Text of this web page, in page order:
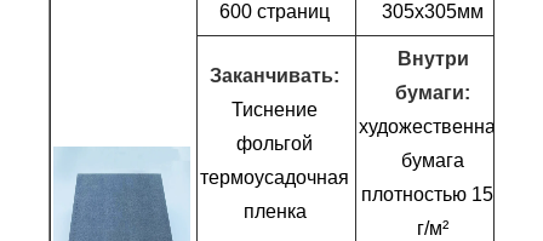
600 страниц
305х305мм
Заканчивать:
Тиснение
фольгой
термоусадочная
пленка
Внутри
бумаги:
художественная
бумага
плотностью 157
г/м²